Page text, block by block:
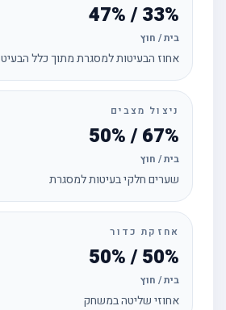
33% / 47%
בית / חוץ
אחוז הבעיטות למסגרת מתוך כלל הבעיטות
ניצול מצבים
67% / 50%
בית / חוץ
שערים חלקי בעיטות למסגרת
אחזקת כדור
50% / 50%
בית / חוץ
אחוזי שליטה במשחק